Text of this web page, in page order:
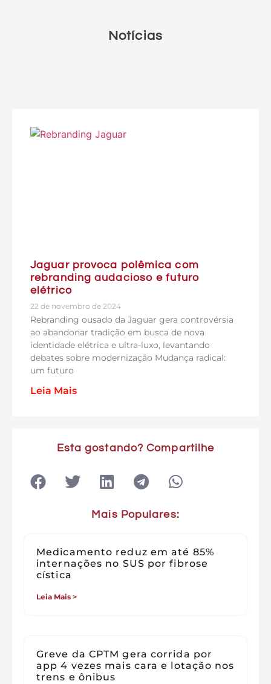
Notícias
Jaguar provoca polêmica com
rebranding audacioso e futuro
elétrico
22 de novembro de 2024
Rebranding ousado da Jaguar gera controvérsia
ao abandonar tradição em busca de nova
identidade elétrica e ultra-luxo, levantando
debates sobre modernização Mudança radical:
um futuro
Leia Mais
Esta gostando? Compartilhe
Mais Populares:
Medicamento reduz em até 85%
internações no SUS por fibrose
cística
Leia Mais >
Greve da CPTM gera corrida por
app 4 vezes mais cara e lotação nos
trens e ônibus